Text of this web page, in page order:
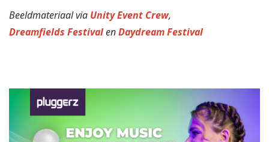
Beeldmateriaal via Unity Event Crew,
Dreamfields FestivalenDaydream Festival